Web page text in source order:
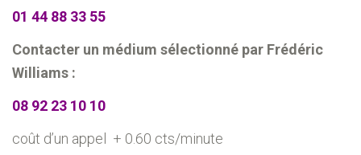
01 44 88 33 55
Contacter un médium sélectionné par Frédéric
Williams :
08 92 23 10 10
coût d’un appel + 0.60 cts/minute